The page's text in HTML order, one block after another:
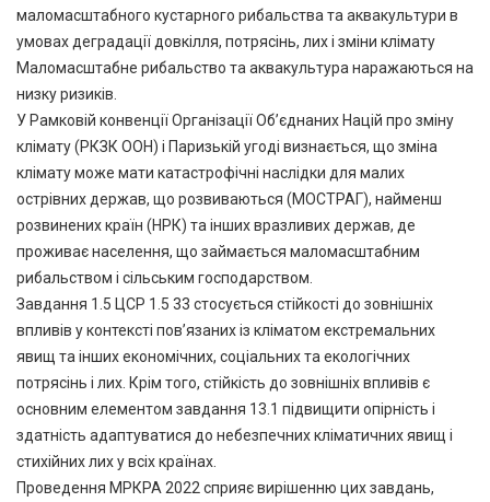
маломасштабного кустарного рибальства та аквакультури в
умовах деградації довкілля, потрясінь, лих і зміни клімату
Маломасштабне рибальство та аквакультура наражаються на
низку ризиків.
У Рамковій конвенції Організації Об’єднаних Націй про зміну
клімату (РКЗК ООН) і Паризькій угоді визнається, що зміна
клімату може мати катастрофічні наслідки для малих
острівних держав, що розвиваються (МОСТРАГ), найменш
розвинених країн (НРК) та інших вразливих держав, де
проживає населення, що займається маломасштабним
рибальством і сільським господарством.
Завдання 1.5 ЦСР 1.5 33 стосується стійкості до зовнішніх
впливів у контексті пов’язаних із кліматом екстремальних
явищ та інших економічних, соціальних та екологічних
потрясінь і лих. Крім того, стійкість до зовнішніх впливів є
основним елементом завдання 13.1 підвищити опірність і
здатність адаптуватися до небезпечних кліматичних явищ і
стихійних лих у всіх країнах.
Проведення МРКРА 2022 сприяє вирішенню цих завдань,